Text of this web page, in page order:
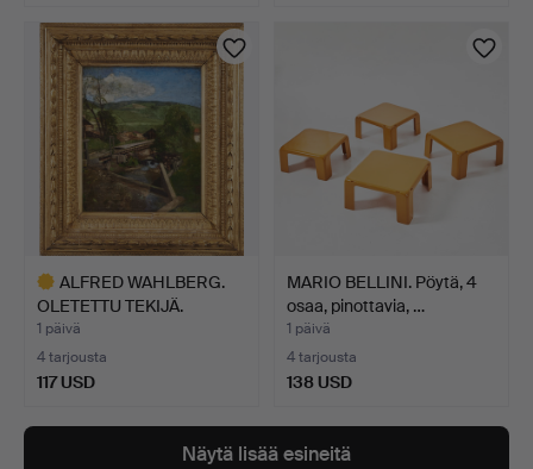
ALFRED WAHLBERG.
OLETETTU TEKIJÄ.
Kesämais…
1 päivä
4 tarjousta
117 USD
esine
MARIO BELLINI. Pöytä, 4
osaa, pinottavia, …
1 päivä
4 tarjousta
138 USD
Näytä lisää esineitä